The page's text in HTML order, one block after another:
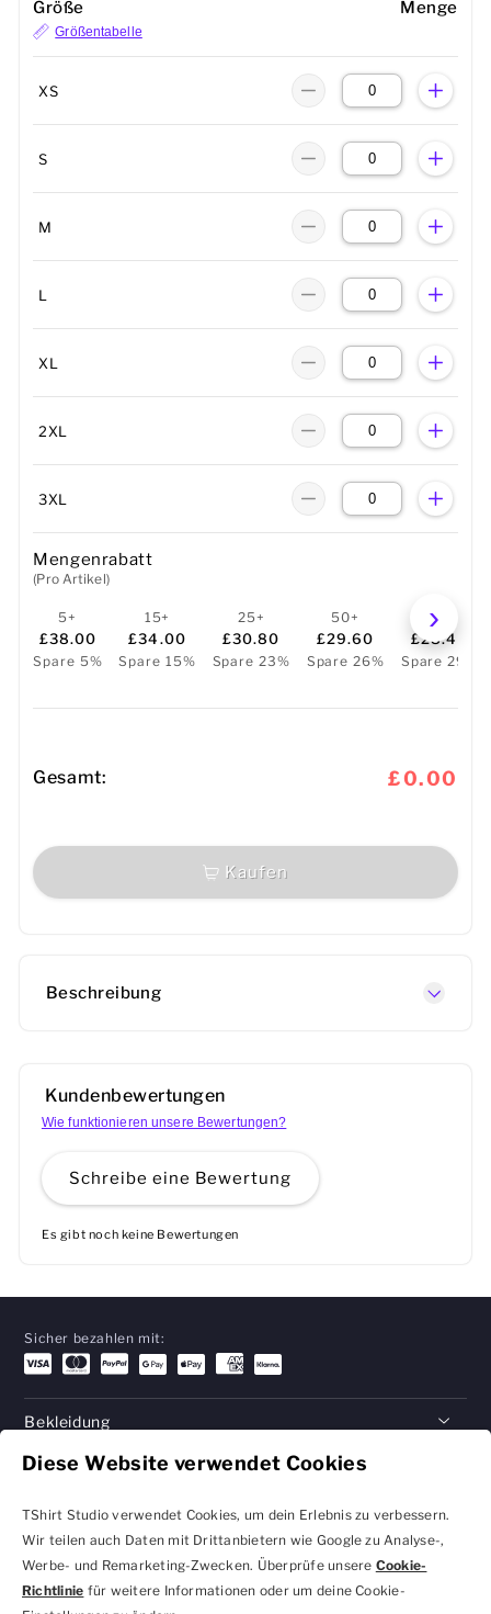
Diese Website verwendet Cookies
TShirt Studio verwendet Cookies, um dein Erlebnis zu verbessern.
Wir teilen auch Daten mit Drittanbietern wie Google zu Analyse-,
Werbe- und Remarketing-Zwecken. Überprüfe unsere Cookie-
Richtlinie für weitere Informationen oder um deine Cookie-
Größe Menge
Größentabelle
XS
S
M
L
XL
2XL
3XL
Mengenrabatt
(Pro Artikel)
5+
£38.00
Spare 5%
15+
£34.00
Spare 15%
25+
£30.80
Spare 23%
50+
£29.60
Spare 26%
100+
£28.40
Spare 29%
Gesamt: £0.00
Kaufen
Beschreibung
Kundenbewertungen
Wie funktionieren unsere Bewertungen?
Schreibe eine Bewertung
Es gibt noch keine Bewertungen
Sicher bezahlen mit:
Bekleidung
Geschenke
Hilfe
Datenschutzbestimmungen